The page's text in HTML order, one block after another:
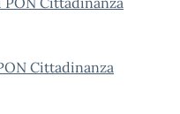
Cittadinanza